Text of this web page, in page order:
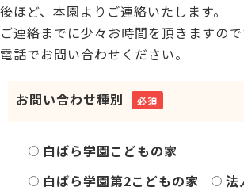
後ほど、本園よりご連絡いたします。
ご連絡までに少々お時間を頂きますの
電話でお問い合わせください。
お問い合わせ種別 必須
白ばら学園こどもの家
白ばら学園第2こどもの家
法